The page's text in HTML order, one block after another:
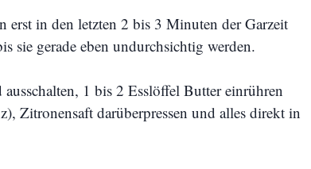
erst in den letzten 2 bis 3 Minuten der Garzeit
sie gerade eben undurchsichtig werden.
ausschalten, 1 bis 2 Esslöffel Butter einrühren
Zitronensaft darüberpressen und alles direkt in